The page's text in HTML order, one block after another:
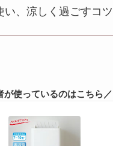
い、涼しく過ごすコツ
が使っているのはこちら／